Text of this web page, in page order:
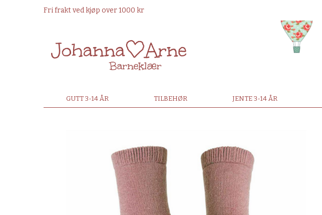
Fri frakt ved kjøp over 1000 kr
GUTT 3-14 ÅR TILBEHØR JENTE 3-14 ÅR